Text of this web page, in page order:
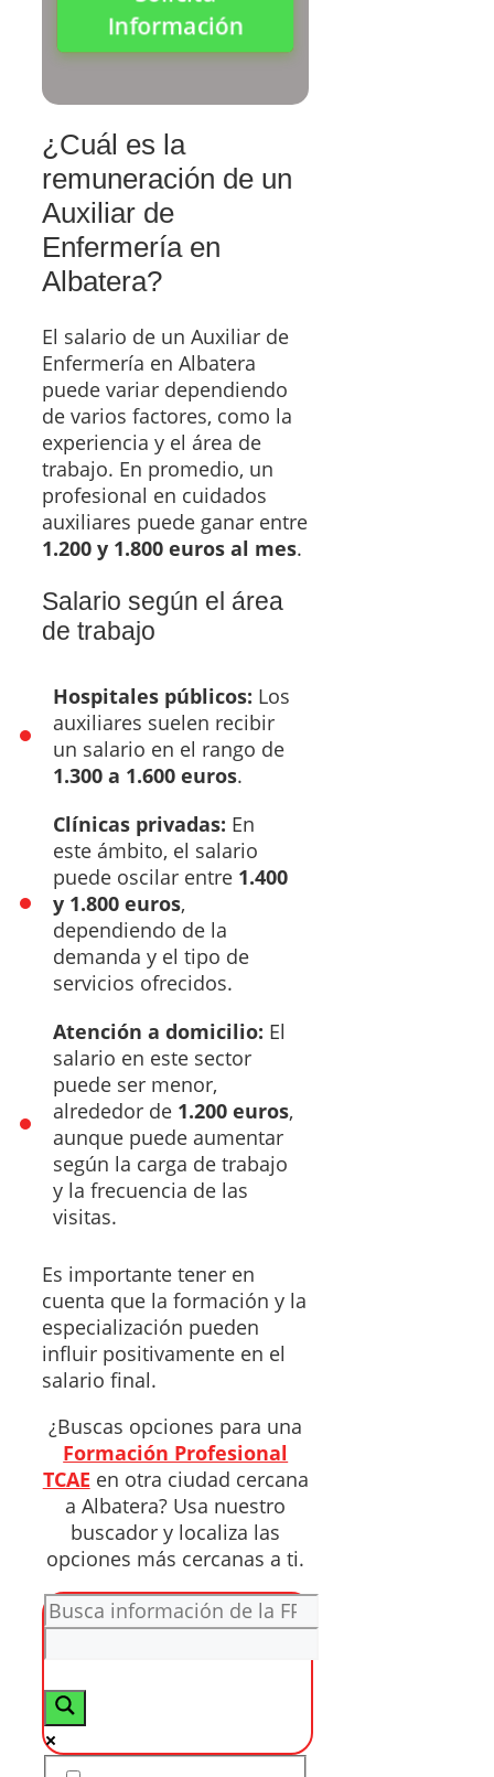
Información
¿Cuál es la
remuneración de un
Auxiliar de
Enfermería en
Albatera?
El salario de un Auxiliar de
Enfermería en Albatera
puede variar dependiendo
de varios factores, como la
experiencia y el área de
trabajo. En promedio, un
profesional en cuidados
auxiliares puede ganar entre
1.200 y 1.800 euros al mes.
Salario según el área
de trabajo
Hospitales públicos: Los
auxiliares suelen recibir
un salario en el rango de
1.300 a 1.600 euros.
Clínicas privadas: En
este ámbito, el salario
puede oscilar entre 1.400
y 1.800 euros,
dependiendo de la
demanda y el tipo de
servicios ofrecidos.
Atención a domicilio: El
salario en este sector
puede ser menor,
alrededor de 1.200 euros,
aunque puede aumentar
según la carga de trabajo
y la frecuencia de las
visitas.
Es importante tener en
cuenta que la formación y la
especialización pueden
influir positivamente en el
salario final.
¿Buscas opciones para una
Formación Profesional
TCAE en otra ciudad cercana
a Albatera? Usa nuestro
buscador y localiza las
opciones más cercanas a ti.